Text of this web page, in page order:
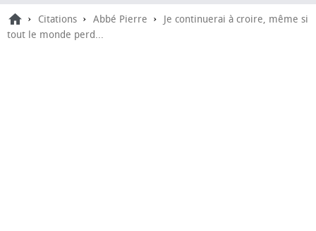
› Citations › Abbé Pierre ›
Je continuerai à croire, même si
tout le monde perd...